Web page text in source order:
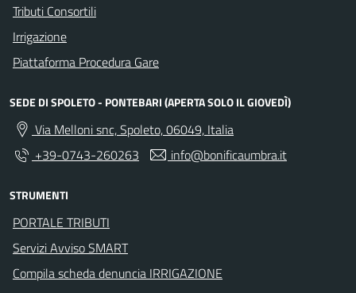
Tributi Consortili
Irrigazione
Piattaforma Procedura Gare
SEDE DI SPOLETO - PONTEBARI (APERTA SOLO IL GIOVEDÌ)
Via Melloni snc, Spoleto, 06049, Italia
+39-0743-260263
info@bonificaumbra.it
STRUMENTI
PORTALE TRIBUTI
Servizi Avviso SMART
Compila scheda denuncia IRRIGAZIONE